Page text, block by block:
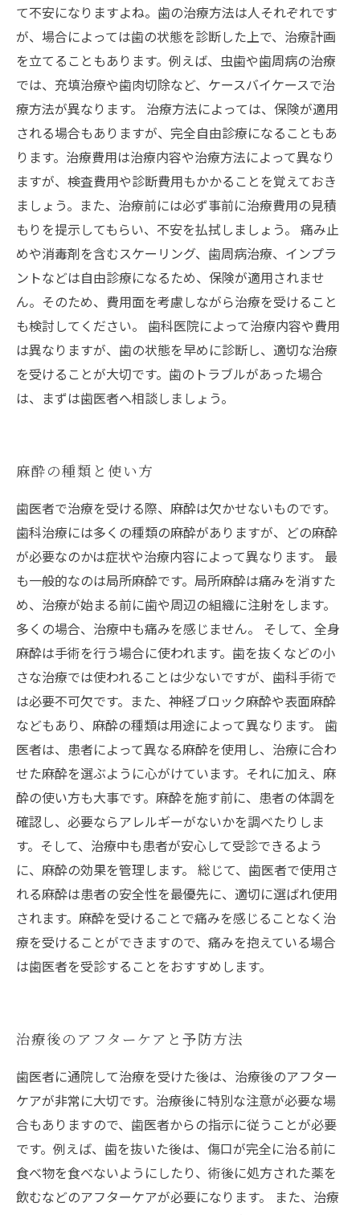
て不安になりますよね。歯の治療方法は人それぞれです
が、場合によっては歯の状態を診断した上で、治療計画
を立てることもあります。例えば、虫歯や歯周病の治療
では、充填治療や歯肉切除など、ケースバイケースで治
療方法が異なります。 治療方法によっては、保険が適用
される場合もありますが、完全自由診療になることもあ
ります。治療費用は治療内容や治療方法によって異なり
ますが、検査費用や診断費用もかかることを覚えておき
ましょう。また、治療前には必ず事前に治療費用の見積
もりを提示してもらい、不安を払拭しましょう。 痛み止
めや消毒剤を含むスケーリング、歯周病治療、インプラ
ントなどは自由診療になるため、保険が適用されませ
ん。そのため、費用面を考慮しながら治療を受けること
も検討してください。 歯科医院によって治療内容や費用
は異なりますが、歯の状態を早めに診断し、適切な治療
を受けることが大切です。歯のトラブルがあった場合
は、まずは歯医者へ相談しましょう。
麻酔の種類と使い方
歯医者で治療を受ける際、麻酔は欠かせないものです。
歯科治療には多くの種類の麻酔がありますが、どの麻酔
が必要なのかは症状や治療内容によって異なります。 最
も一般的なのは局所麻酔です。局所麻酔は痛みを消すた
め、治療が始まる前に歯や周辺の組織に注射をします。
多くの場合、治療中も痛みを感じません。 そして、全身
麻酔は手術を行う場合に使われます。歯を抜くなどの小
さな治療では使われることは少ないですが、歯科手術で
は必要不可欠です。また、神経ブロック麻酔や表面麻酔
などもあり、麻酔の種類は用途によって異なります。 歯
医者は、患者によって異なる麻酔を使用し、治療に合わ
せた麻酔を選ぶように心がけています。それに加え、麻
酔の使い方も大事です。麻酔を施す前に、患者の体調を
確認し、必要ならアレルギーがないかを調べたりしま
す。そして、治療中も患者が安心して受診できるよう
に、麻酔の効果を管理します。 総じて、歯医者で使用さ
れる麻酔は患者の安全性を最優先に、適切に選ばれ使用
されます。麻酔を受けることで痛みを感じることなく治
療を受けることができますので、痛みを抱えている場合
は歯医者を受診することをおすすめします。
治療後のアフターケアと予防方法
歯医者に通院して治療を受けた後は、治療後のアフター
ケアが非常に大切です。治療後に特別な注意が必要な場
合もありますので、歯医者からの指示に従うことが必要
です。例えば、歯を抜いた後は、傷口が完全に治る前に
食べ物を食べないようにしたり、術後に処方された薬を
飲むなどのアフターケアが必要になります。 また、治療